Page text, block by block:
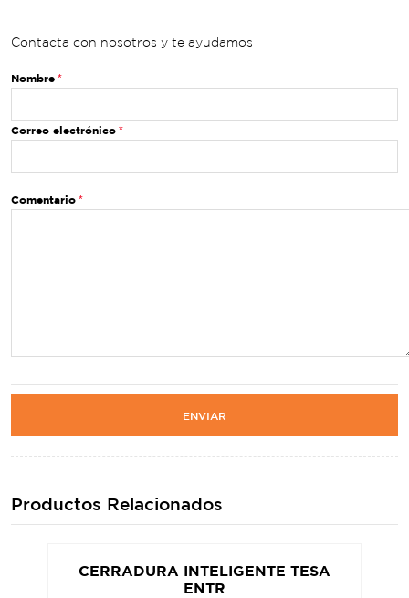
Contacta con nosotros y te ayudamos
Nombre
Correo electrónico
Comentario
ENVIAR
Productos Relacionados
CERRADURA INTELIGENTE TESA
ENTR